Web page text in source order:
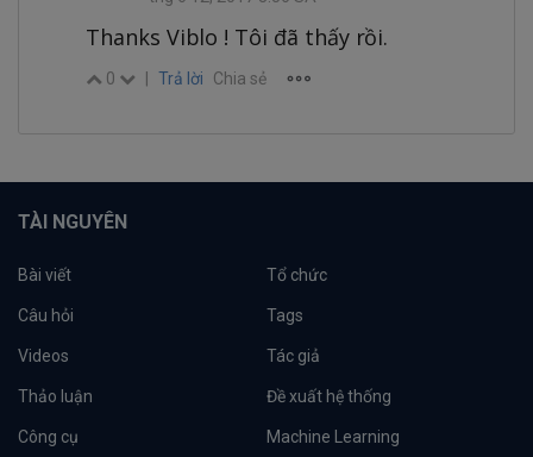
Thanks Viblo ! Tôi đã thấy rồi.
0 Trả lời Chia sẻ
TÀI NGUYÊN
Bài viết Tổ chức
Câu hỏi Tags
Videos Tác giả
Thảo luận Đề xuất hệ thống
Công cụ Machine Learning